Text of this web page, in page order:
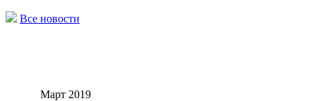
Все новости
Март 2019